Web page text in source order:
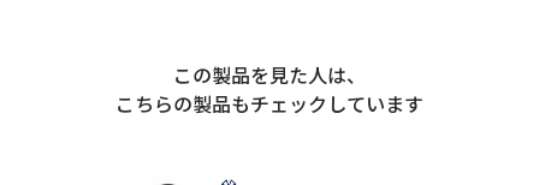
この製品を見た人は、
こちらの製品もチェックしています